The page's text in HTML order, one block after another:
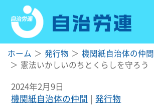
ホーム 発行物
機関紙自治体の仲間
憲法いかしいのちとくらしを守ろう
2024年2月9日
機関紙自治体の仲間
発行物